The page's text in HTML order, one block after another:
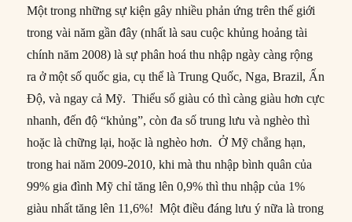
Một trong những sự kiện gây nhiều phản ứng trên thế giới
trong vài năm gần đây (nhất là sau cuộc khủng hoảng tài
chính năm 2008) là sự phân hoá thu nhập ngày càng rộng
ra ở một số quốc gia, cụ thể là Trung Quốc, Nga, Brazil, Ấn
Độ, và ngay cả Mỹ. Thiểu số giàu có thì càng giàu hơn cực
nhanh, đến độ “khủng”, còn đa số trung lưu và nghèo thì
hoặc là chững lại, hoặc là nghèo hơn. Ở Mỹ chẳng hạn,
trong hai năm 2009-2010, khi mà thu nhập bình quân của
99% gia đình Mỹ chỉ tăng lên 0,9% thì thu nhập của 1%
giàu nhất tăng lên 11,6%! Một điều đáng lưu ý nữa là trong